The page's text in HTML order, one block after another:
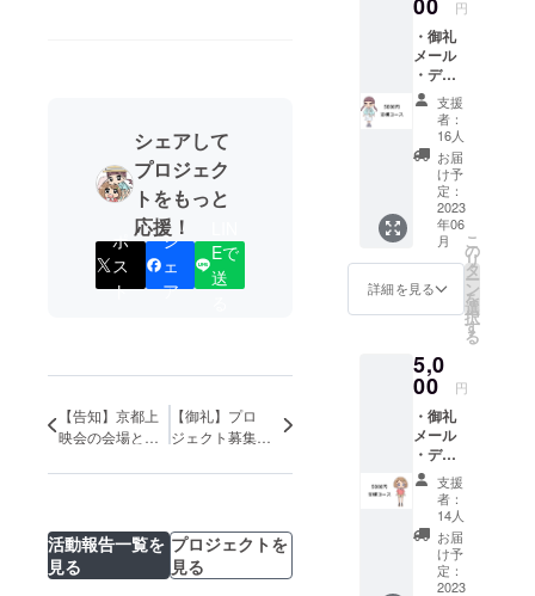
シェアして
プロジェク
トをもっと
応援！
ポ
ス
ト
シ
ェ
ア
Eで
送
【告知】京都上
映会の会場と日
た！！
【御礼】プロ
ジェクト募集終
SUCCESS!!致し
活動報告一覧を
見る
プロジェクトを
見る
／団体
名など
いずれ
でも構
いませ
んが、
良識の
あるお
名前で
お願い
いたし
ます。
※支援
時、必
ず備考
るお名
前をご
記入く
ださ
い。
―― ・
キャラ
クター
デザイ
ン満田
一さん
描きお
ろしミ
ニ色紙
（印
刷） ※
クレ
ジット
名は全
角8文字
だし半
角カナ
は不
可）以
内とさ
せて頂
きま
す。記
号等不
可。ま
た、本
名／ハ
円
・御礼
メール
・デジ
タルコ
ンテ&設
定資料
集 ・オ
ンライ
ン試写
会参加
権 ・京
都編ED
ロール
お名前
掲載
―― ・
ポス
ター
―― ・
ご当地
ポス
ター全
部セッ
ト（第
一弾徳
島と10
万円
コース
で制作
支援
者：
16人
お届
け予
定：
2023
年06
月
詳細を見る
こ
の
リ
タ
ー
ン
を
選
択
す
る
5,0
00 円
・御礼
メール
・デジ
タルコ
ンテ&設
定資料
集 ・オ
ンライ
ン試写
会参加
支援
者：
14人
お届
け予
定：
2023